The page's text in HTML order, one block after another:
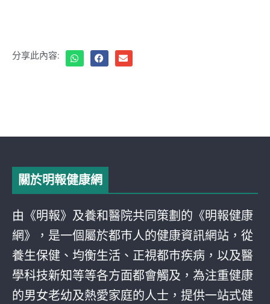
分享此內容:
關於明報健康網
由《明報》及養和醫院共同策劃的《明報健康
網》，是一個屬於都巿人的健康資訊網站，從
養生保健、均衡生活、正視都巿疾病，以及醫
學科技新知等等各方面都會觸及，為注重健康
的男女老幼及熱愛家庭的人士，提供一站式健